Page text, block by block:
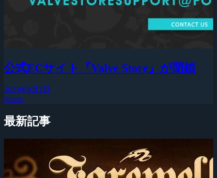
公式ECサイト『Valve Store』が閉鎖
2023年8月1日
Steam
最新記事